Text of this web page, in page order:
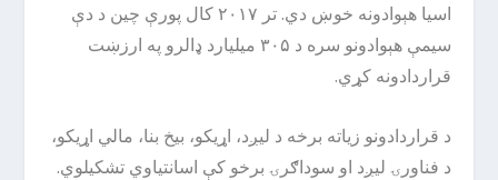
اسیا هېوادونه خوښ دي. تر ۲۰۱۷ کال پورې چین د دې
سیمې هېوادونو سره د ۳۰۵ میلیارد ډالرو په ارزښت
قراردادونه کړي.
د قراردادونو زیاته برخه د لیږد، اړیکو، بیخ بنا، مالي اړیکو،
د فناورۍ لیږد او سوداګرۍ برخو کې اسانتیاوي تشکیلوي.